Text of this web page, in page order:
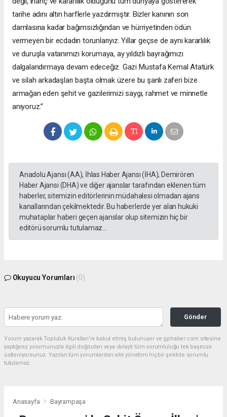
tarihe adını altın harflerle yazdırmıştır. Bizler kanının son
damlasına kadar bağımsızlığından ve hürriyetinden ödün
vermeyen bir ecdadın torunlarıyız. Yıllar geçse de aynı kararlılık
ve duruşla vatanımızı korumaya, ay yıldızlı bayrağımızı
dalgalandırmaya devam edeceğiz. Gazi Mustafa Kemal Atatürk
ve silah arkadaşları başta olmak üzere bu şanlı zaferi bize
armağan eden şehit ve gazilerimizi saygı, rahmet ve minnetle
anıyoruz.”
Anadolu Ajansı (AA), İhlas Haber Ajansı (İHA), Demirören
Haber Ajansı (DHA) ve diğer ajanslar tarafından eklenen tüm
haberler, sitemizin editörlerinin müdahalesi olmadan ajans
kanallarından çekilmektedir. Bu haberlerde yer alan hukuki
muhataplar haberi geçen ajanslar olup sitemizin hiç bir
editörü sorumlu tutulamaz...
Okuyucu Yorumları (0)
Gönder
Yorum yazarak Topluluk Kuralları’nı kabul etmiş bulunuyor ve gphaber.com sitesine
yaptığınız yorumunuzla ilgili doğrudan veya dolaylı tüm sorumluluğu tek başınıza
üstleniyorsunuz. Yazılan tüm yorumlardan site yönetimi hiçbir şekilde sorumlu
tutulamaz.
Anasayfa Bayrampaşa